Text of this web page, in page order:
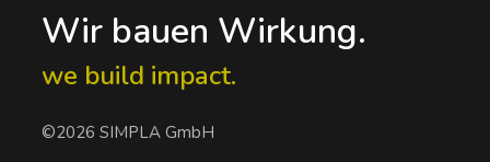
Wir bauen Wirkung.
we build impact.
©2026 SIMPLA GmbH